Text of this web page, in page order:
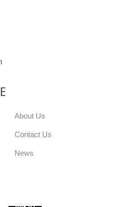
About Us
Contact Us
News